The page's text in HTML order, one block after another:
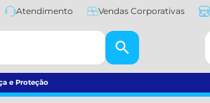
Atendimento Vendas Corporativas
e Proteção